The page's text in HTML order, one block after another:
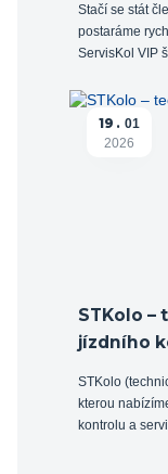
Stačí se stát
postaráme
ServisKol VIP
19
01
2026
STKolo
jízdního
STKolo
kterou
kontrolu a